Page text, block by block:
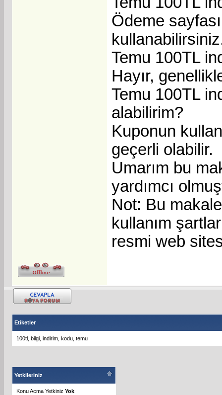
Ödeme
Temu 100TL
Hayır,
Temu 100TL
alabilirim?
Kuponun
geçerli olabilir.
Umarım bu
yardımcı
Not: Bu
kullanım
resmi web
Etiketler
100tl bilgi indirim kodu temu
Yetkileriniz
Konu Acma Yetkiniz Yok